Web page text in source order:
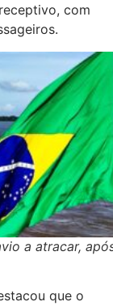
com
a atracar,
que o